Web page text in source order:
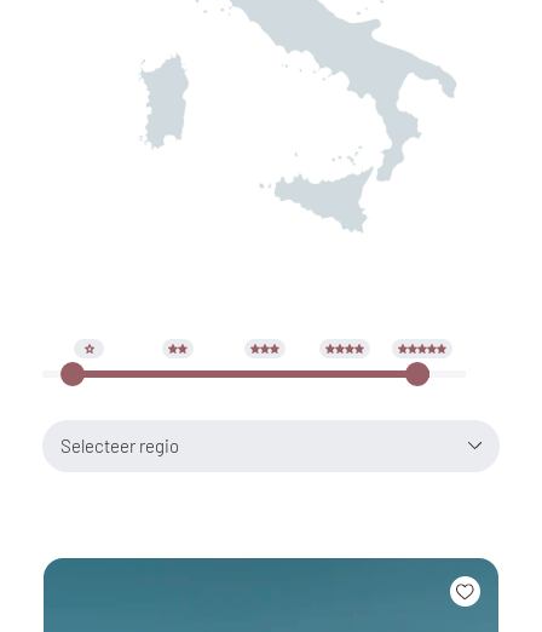
Selecteer regio